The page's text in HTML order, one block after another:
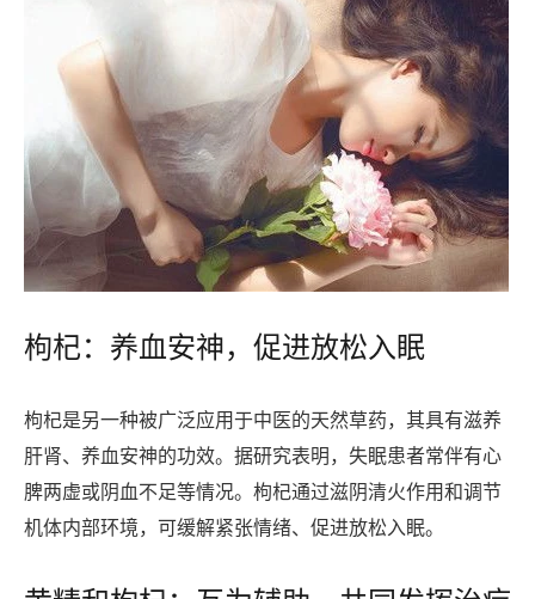
枸杞：养血安神，促进放松入眠
枸杞是另一种被广泛应用于中医的天然草药，其具有滋养
肝肾、养血安神的功效。据研究表明，失眠患者常伴有心
脾两虚或阴血不足等情况。枸杞通过滋阴清火作用和调节
机体内部环境，可缓解紧张情绪、促进放松入眠。